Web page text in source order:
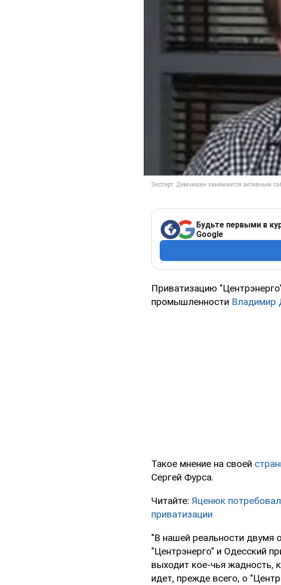
Будьте первыми в
Google
Приватизацию
промышленности Владимир
Такое мнение на своей
Сергей Фурса.
Читайте: Яценюк
приватизации
"В нашей реальности двумя
"Центрэнерго" и Одесский
выходит кое-чья жадность,
идет, прежде всего, о